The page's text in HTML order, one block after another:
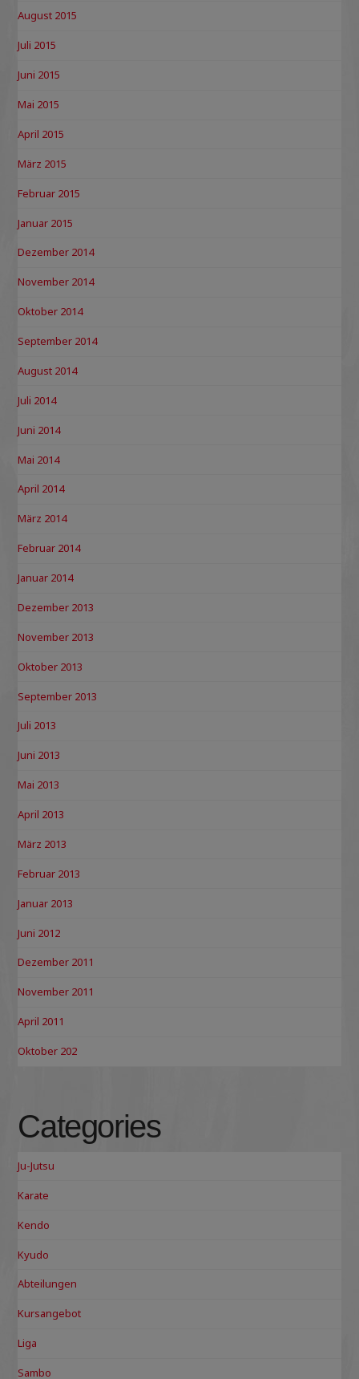
August 2015
Juli 2015
Juni 2015
Mai 2015
April 2015
März 2015
Februar 2015
Januar 2015
Dezember 2014
November 2014
Oktober 2014
September 2014
August 2014
Juli 2014
Juni 2014
Mai 2014
April 2014
März 2014
Februar 2014
Januar 2014
Dezember 2013
November 2013
Oktober 2013
September 2013
Juli 2013
Juni 2013
Mai 2013
April 2013
März 2013
Februar 2013
Januar 2013
Juni 2012
Dezember 2011
November 2011
April 2011
Oktober 202
Categories
Ju-Jutsu
Karate
Kendo
Kyudo
Abteilungen
Kursangebot
Liga
Sambo